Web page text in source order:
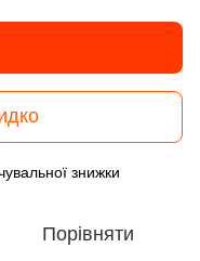
знижки
Порівняти